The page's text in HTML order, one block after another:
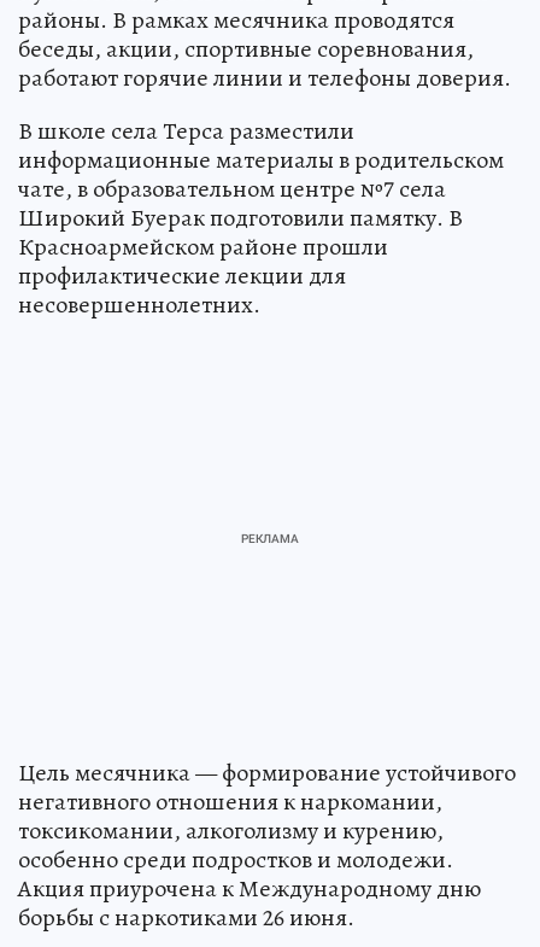
районы. В рамках месячника проводятся
беседы, акции, спортивные соревнования,
работают горячие линии и телефоны доверия.
В школе села Терса разместили
информационные материалы в родительском
чате, в образовательном центре №7 села
Широкий Буерак подготовили памятку. В
Красноармейском районе прошли
профилактические лекции для
несовершеннолетних.
Цель месячника — формирование устойчивого
негативного отношения к наркомании,
токсикомании, алкоголизму и курению,
особенно среди подростков и молодежи.
Акция приурочена к Международному дню
борьбы с наркотиками 26 июня.